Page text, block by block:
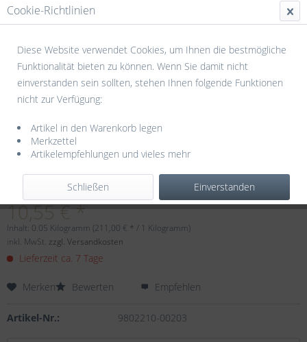
Dieser Artikel steht derzeit nicht zur Verfügung!
10,55 € *
Inhalt: 0.05 Kilogramm (211,00 € * / 1 Kilogramm)
inkl. MwSt. zzgl. Versandkosten
Lieferzeit ca. 7 Tage
Merken Bewerten Empfehlen
Artikel-Nr.: 9802210-00203
Cookie-Richtlinien
Diese Website verwendet Cookies, um Ihnen die bestmögliche
Funktionalität bieten zu können. Wenn Sie damit nicht
einverstanden sein sollten, stehen Ihnen folgende Funktionen
nicht zur Verfügung:
Artikel in den Warenkorb legen
Merkzettel
Artikelempfehlungen und vieles mehr
Einverstanden
Schließen